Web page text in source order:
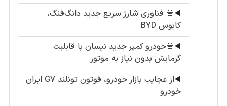
◀️🚨 فناوری شارژ سریع جدید دانگ‌فنگ،
کابوس BYD
◀️🚨خودرو کمپر جدید نیسان با قابلیت
گرمایش بدون نیاز به موتور
◀️
از عجایب بازار خودرو، فوتون تونلند G7 ایران
خودرو